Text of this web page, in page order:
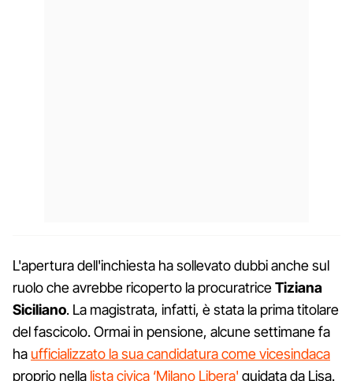
L'apertura dell'inchiesta ha sollevato dubbi anche sul
ruolo che avrebbe ricoperto la procuratriceTiziana
Siciliano. La magistrata, infatti, è stata la prima titolare
del fascicolo. Ormai in pensione, alcune settimane fa
ha ufficializzato la sua candidatura come vicesindaca
proprio nella lista civica ‘Milano Libera' guidata da Lisa.